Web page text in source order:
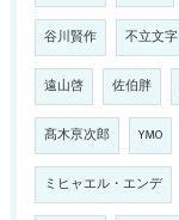
谷川賢作 不立文字
遠山啓 佐伯胖
髙木亰次郎 YMO
ミヒャエル・エンデ